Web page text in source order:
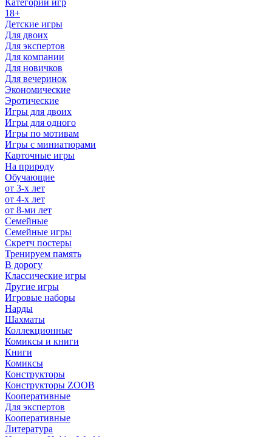
Категории игр
18+
Детские игры
Для двоих
Для экспертов
Для компании
Для новичков
Для вечеринок
Экономические
Эротические
Игры для двоих
Игры для одного
Игры по мотивам
Игры с миниатюрами
Карточные игры
На природу
Обучающие
от 3-х лет
от 4-х лет
от 8-ми лет
Семейные
Семейные игры
Скретч постеры
Тренируем память
В дорогу
Классические игры
Другие игры
Игровые наборы
Нарды
Шахматы
Коллекционные
Комиксы и книги
Книги
Комиксы
Конструкторы
Конструкторы ZOOB
Кооперативные
Для экспертов
Кооперативные
Литература